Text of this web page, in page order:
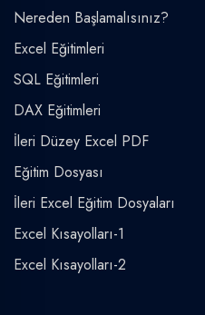
Nereden Başlamalısınız?
Excel Eğitimleri
SQL Eğitimleri
DAX Eğitimleri
İleri Düzey Excel PDF
Eğitim Dosyası
İleri Excel Eğitim Dosyaları
Excel Kısayolları-1
Excel Kısayolları-2